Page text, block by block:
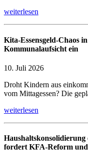
weiterlesen
Kita-Essensgeld-Chaos
Kommunalaufsicht ein
10. Juli 2026
Droht Kindern aus
vom Mittagessen? Die
weiterlesen
Haushaltskonsolidierung
fordert KFA-Reform